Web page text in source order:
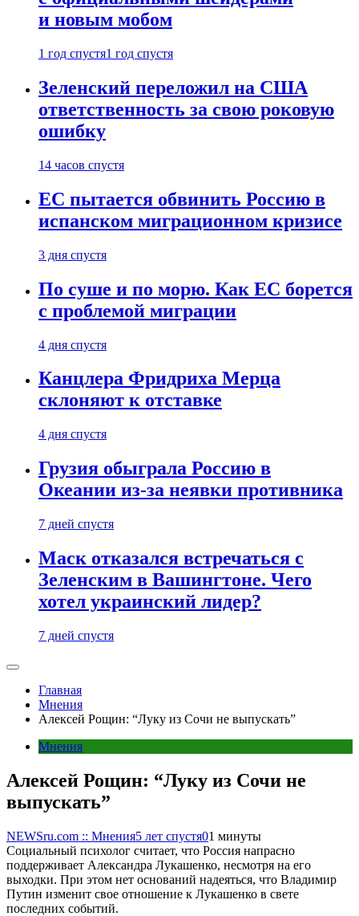
и новым мобом
1 год спустя1 год спустя
Зеленский переложил на США
ответственность за свою роковую
ошибку
14 часов спустя
ЕС пытается обвинить Россию в
испанском миграционном кризисе
3 дня спустя
По суше и по морю. Как ЕС борется
с проблемой миграции
4 дня спустя
Канцлера Фридриха Мерца
склоняют к отставке
4 дня спустя
Грузия обыграла Россию в
Океании из-за неявки противника
7 дней спустя
Маск отказался встречаться с
Зеленским в Вашингтоне. Чего
хотел украинский лидер?
7 дней спустя
Главная
Мнения
Алексей Рощин: “Луку из Сочи не выпускать”
Мнения
Алексей Рощин: “Луку из Сочи не
выпускать”
NEWSru.com :: Мнения5 лет спустя01 минуты
Социальный психолог считает, что Россия напрасно
поддерживает Александра Лукашенко, несмотря на его
выходки. При этом нет оснований надеяться, что Владимир
Путин изменит свое отношение к Лукашенко в свете
последних событий.